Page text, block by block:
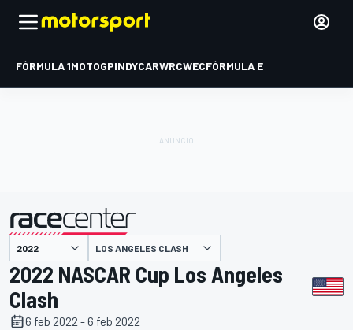
FÓRMULA 1MOTOGPINDYCARWRCWECFÓRMULA E
presentado por LOS ANGELES CLASH
2022 NASCAR Cup Los Angeles
Clash
6 feb 2022 - 6 feb 2022